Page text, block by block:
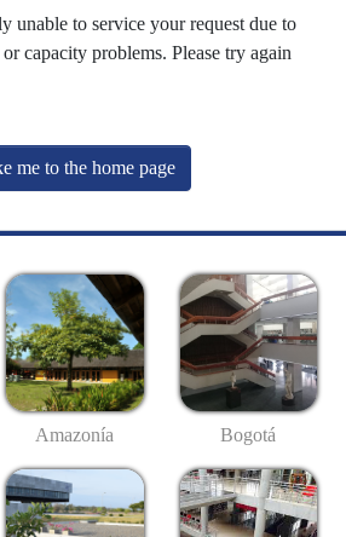
unable to service your request due to
capacity problems. Please try again
me to the home page
Amazonía Bogotá